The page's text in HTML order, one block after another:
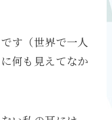
す（世界で一人
何も見えてなか